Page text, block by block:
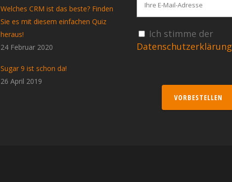
Welches CRM ist das beste? Finden
Sie es mit diesem einfachen Quiz
heraus!
24 Februar 2020
Sugar 9 ist schon da!
26 April 2019
Ich stimme der
Datenschutzerklärung
VORBESTELLEN